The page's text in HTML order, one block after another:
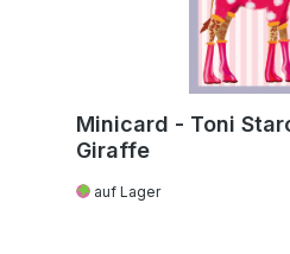
Minicard - Toni
Giraffe
auf Lager